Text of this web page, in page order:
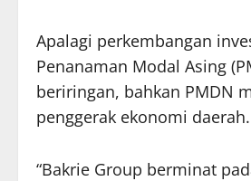
Apalagi perkembangan
Penanaman Modal Asing
beriringan, bahkan PMDN
penggerak ekonomi daerah.
“Bakrie Group berminat